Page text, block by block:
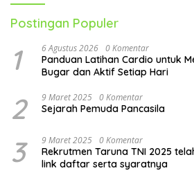
Postingan Populer
1 6 Agustus 2026 0 Komentar
Panduan Latihan Cardio untuk
Bugar dan Aktif Setiap Hari
2 9 Maret 2025 0 Komentar
Sejarah Pemuda Pancasila
3 9 Maret 2025 0 Komentar
Rekrutmen Taruna TNI 2025
link daftar serta syaratnya